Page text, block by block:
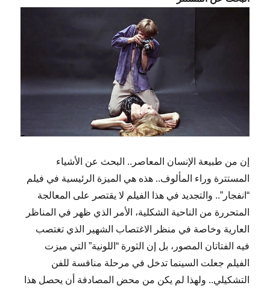
إن من طبيعة الإنسان المعاصر.. البحث عن الأشياء
المستترة وراء المألوف.. هذه هي الميزة الرئيسية في فيلم
“انفجار”.. والتجديد في هذا الفيلم لا يقتصر على المعالجة
المتحررة من الناحية الشكلية، الأمر الذي ظهر في المناظر
العارية وخاصة في منظر الاغتصاب الشهير الذي تغتصب
فيه الفتاتان المصور، بل إن الثورة “اللونية” التي ميزت
الفيلم جعلت السينما تدخل في مرحلة منافسة للفن
التشكيلي.. ولهذا لم يكن من محض المصادفة أن يحصل هذا